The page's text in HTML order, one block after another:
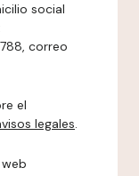
social
correo
el
legales.